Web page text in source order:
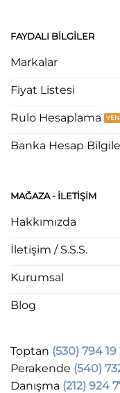
FAYDALI BILGILER
Markalar
Fiyat Listesi
Rulo Hesaplama
Banka Hesap
MAĞAZA - ILETIŞIM
Hakkımızda
İletişim / S.S.S.
Kurumsal
Blog
Toptan (530) 794 19
Perakende (540)
Danışma (212) 924